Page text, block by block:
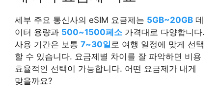
세부 주요 통신사의 eSIM 요금제는 5GB~20GB 데
이터 용량과 500~1500페소 가격대로 다양합니다.
사용 기간은 보통 7~30일 로 여행 일정에 맞게 선택
할 수 있습니다. 요금제별 차이를 잘 파악하면 비용
효율적인 선택이 가능합니다. 어떤 요금제가 내게
맞을까요?